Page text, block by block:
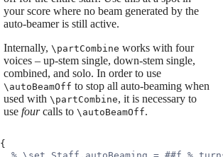
your score where no beam generated by the
auto-beamer is still active.
Internally, \partCombine works with four
voices – up-stem single, down-stem single,
combined, and solo. In order to use
\autoBeamOff to stop all auto-beaming when
used with \partCombine, it is necessary to
use fourcalls to \autoBeamOff.
{